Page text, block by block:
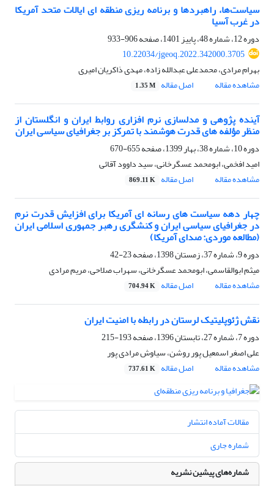
سیاست‌ها، راهبردها و برنامه ریزی منطقه ای ایالات‌ متحد آمریکا
در غرب آسیا
دوره 12، شماره 48، پاییز 1401، صفحه
906-933
10.22034/jgeoq.2022.342000.3705
بهرام مرادی، محمدعلی عبدالله زاده، مهدی ذاکریان امیری
مشاهده مقاله
اصل مقاله 1.35 M
آینده پژوهی و مدلسازی نرم افزاری روابط ایران و انگلستان از
منظر مؤلفه های قدرت هوشمند با تمرکز بر جغرافیای سیاسی ایران
دوره 10، شماره 38، بهار 1399، صفحه
655-670
امید افخمی، ابومحمد عسگرخانی، سید داوود آقائی
مشاهده مقاله
اصل مقاله 869.11 K
چهار دهه سیاست های رسانه ای آمریکا برای افزایش قدرت نرم
در جغرافیای سیاسی ایران و کنشگری رهبر جمهوری اسلامی ایران
(مطالعه موردی: صدای آمریکا)
دوره 9، شماره 37، زمستان 1398، صفحه
23-42
میثم ابوالقاسمی، ابومحمد عسگرخانی، سهراب صلاحی، مریم مرادی
مشاهده مقاله
اصل مقاله 704.94 K
نقش ژئوپلیتیک لرستان در رابطه با امنیت ایران
دوره 7، شماره 27، تابستان 1396، صفحه
193-215
علی اصغر اسمعیل پور روشن، سیاوش مرادی پور
مشاهده مقاله
اصل مقاله 737.61 K
مقالات آماده انتشار
شماره جاری
شماره‌های پیشین نشریه